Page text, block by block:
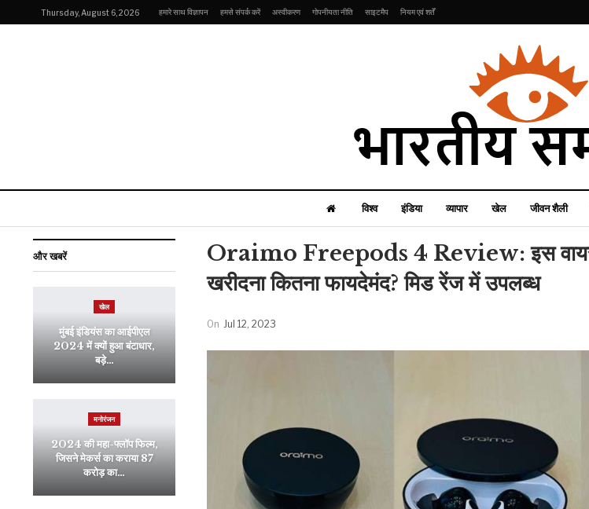
Thursday, August 6, 2026 हमारे साथ विज्ञापन हमसे संपर्क करें अस्वीकरण गोपनीयता नीति साइटमैप नियम एवं शर्तें
विश्व इंडिया व्यापार खेल जीवन शैली
Oraimo Freepods 4 Review: इस
खरीदना कितना फायदेमंद? मिड रेंज में उपलब्ध
On Jul 12, 2023
और खबरें
खेल
मुंबई इंडियंस का आईपीएल
2024 में क्यों हुआ बंटाधार,
बड़े…
मनोरंजन
2024 की महा-फ्लॉप फिल्म,
जिसने मेकर्स का कराया 87
करोड़ का…